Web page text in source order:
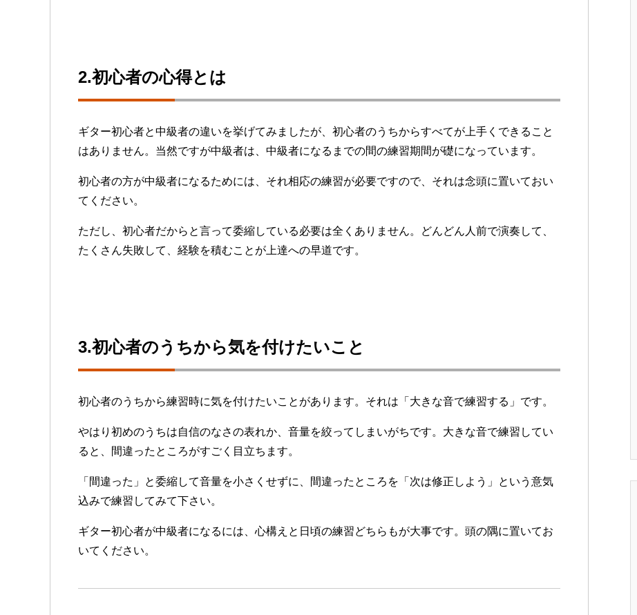
2.初心者の心得とは
ギター初心者と中級者の違いを挙げてみましたが、初心者のうちからすべてが上手くできること
はありません。当然ですが中級者は、中級者になるまでの間の練習期間が礎になっています。
初心者の方が中級者になるためには、それ相応の練習が必要ですので、それは念頭に置いておい
てください。
ただし、初心者だからと言って委縮している必要は全くありません。どんどん人前で演奏して、
たくさん失敗して、経験を積むことが上達への早道です。
3.初心者のうちから気を付けたいこと
初心者のうちから練習時に気を付けたいことがあります。それは「大きな音で練習する」です。
やはり初めのうちは自信のなさの表れか、音量を絞ってしまいがちです。大きな音で練習してい
ると、間違ったところがすごく目立ちます。
「間違った」と委縮して音量を小さくせずに、間違ったところを「次は修正しよう」という意気
込みで練習してみて下さい。
ギター初心者が中級者になるには、心構えと日頃の練習どちらもが大事です。頭の隅に置いてお
いてください。